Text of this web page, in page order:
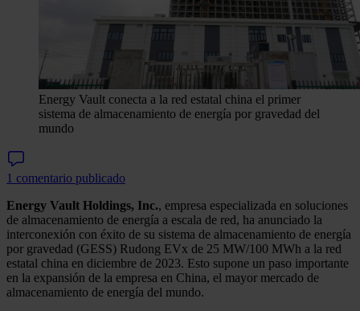
Energy Vault conecta a la red estatal china el primer
sistema de almacenamiento de energía por gravedad del
mundo
1 comentario publicado
Energy Vault Holdings, Inc., empresa especializada en soluciones
de almacenamiento de energía a escala de red, ha anunciado la
interconexión con éxito de su sistema de almacenamiento de energía
por gravedad (GESS) Rudong EVx de 25 MW/100 MWh a la red
estatal china en diciembre de 2023. Esto supone un paso importante
en la expansión de la empresa en China, el mayor mercado de
almacenamiento de energía del mundo.